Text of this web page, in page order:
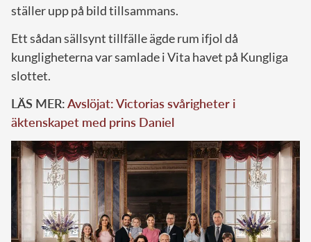
ställer upp på bild tillsammans.
Ett sådan sällsynt tillfälle ägde rum ifjol då
kungligheterna var samlade i Vita havet på Kungliga
slottet.
LÄS MER:Avslöjat: Victorias svårigheter i
äktenskapet med prins Daniel